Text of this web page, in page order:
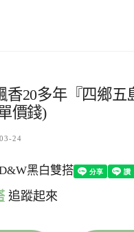
香20多年『四鄉
價錢)
24
黑白雙搭
追蹤起來